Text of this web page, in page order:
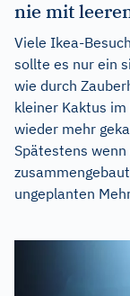
nie mit
Viele Ikea-
sollte es nur ein
wie durch
kleiner Kaktus im
wieder mehr
Spätestens
ungeplanten